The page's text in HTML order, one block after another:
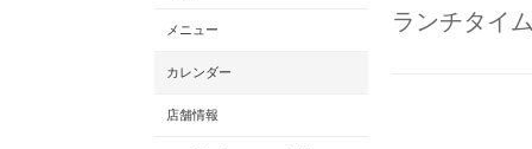
ランチタイ
メニュー
カレンダー
店舗情報